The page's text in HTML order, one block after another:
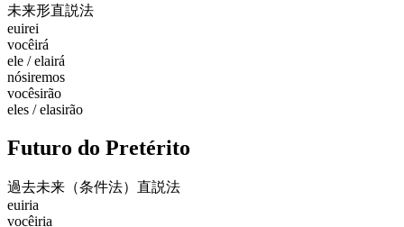
未来形直説法
euirei
vocêirá
ele / elairá
nósiremos
vocêsirão
eles / elasirão
Futuro do Pretérito
過去未来（条件法） 直説法
euiria
vocêiria